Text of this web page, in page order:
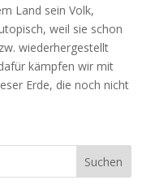
Land sein Volk,
weil sie schon
wiederhergestellt
kämpfen wir mit
Erde, die noch nicht